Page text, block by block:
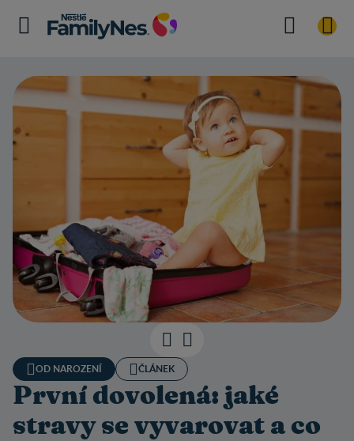
OD NAROZENÍ ČLÁNEK
První dovolená: jaké
stravy se vyvarovat a co